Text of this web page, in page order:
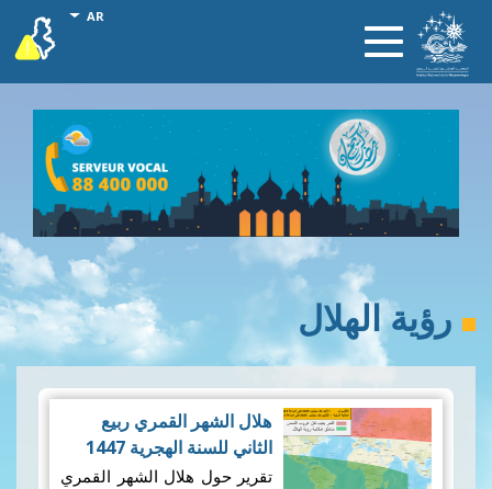
تجاوز
المحتوى
Toggle
navigation
AR
actions
vigilance
رؤية الهلال
هلال الشهر القمري ربيع
الثاني للسنة الهجرية 1447
هـــــ |
19/09/2025
تقرير حول هلال الشهر القمري